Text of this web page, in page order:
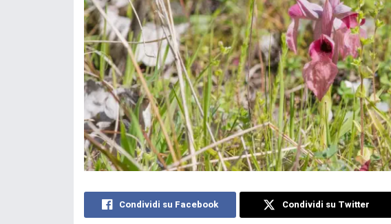
Condividi su Facebook Condividi su Twitter